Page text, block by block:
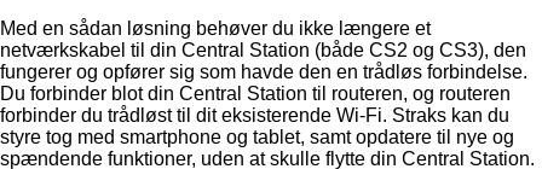
Med en sådan løsning behøver du ikke længere et
netværkskabel til din Central Station (både CS2 og CS3), den
fungerer og opfører sig som havde den en trådløs forbindelse.
Du forbinder blot din Central Station til routeren, og routeren
forbinder du trådløst til dit eksisterende Wi-Fi. Straks kan du
styre tog med smartphone og tablet, samt opdatere til nye og
spændende funktioner, uden at skulle flytte din Central Station.